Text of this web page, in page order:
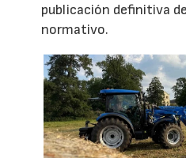
publicación definitiva
normativo.